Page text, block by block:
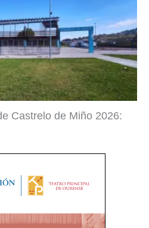
Castrelo de Miño 2026: